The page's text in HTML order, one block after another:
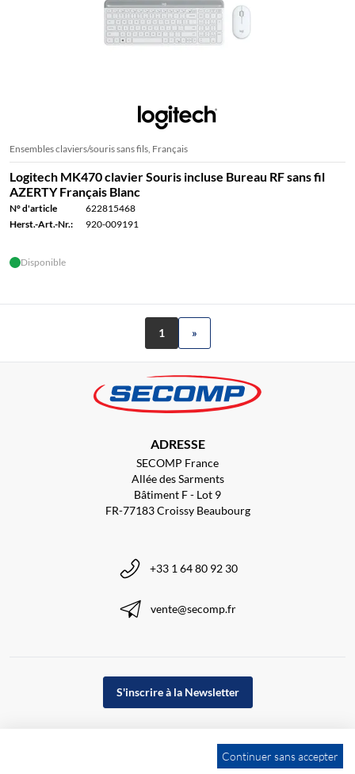
Ensembles claviers/souris sans fils, Français
Logitech MK470 clavier Souris incluse Bureau RF sans fil
AZERTY Français Blanc
N° d'article
622815468
Herst.-Art.-Nr.:
920-009191
Disponible
1 »
ADRESSE
SECOMP France
Allée des Sarments
Bâtiment F - Lot 9
FR-77183 Croissy Beaubourg
+33 1 64 80 92 30
vente@secomp.fr
S'inscrire à la Newsletter
Continuer sans accepter